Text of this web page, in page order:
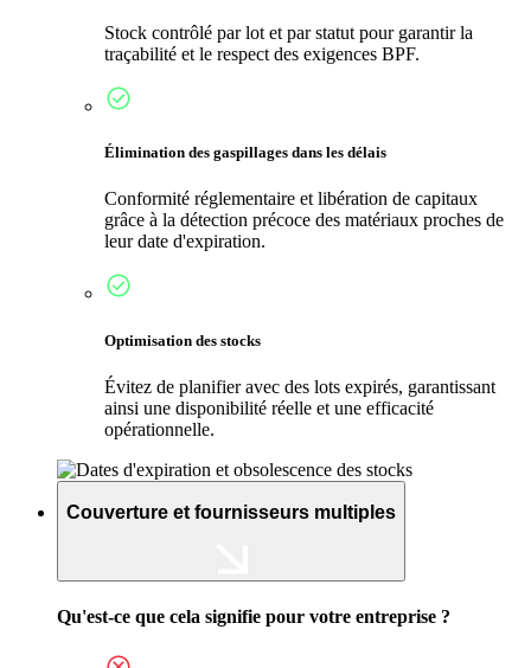
Stock contrôlé par lot et par statut pour garantir la
traçabilité et le respect des exigences BPF.
Élimination des gaspillages dans les délais
Conformité réglementaire et libération de capitaux
grâce à la détection précoce des matériaux proches de
leur date d'expiration.
Optimisation des stocks
Évitez de planifier avec des lots expirés, garantissant
ainsi une disponibilité réelle et une efficacité
opérationnelle.
Couverture et fournisseurs multiples
Qu'est-ce que cela signifie pour votre entreprise ?